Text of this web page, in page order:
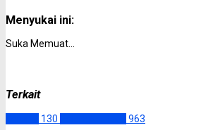
Menyukai ini:
Suka Memuat...
Terkait
130 963